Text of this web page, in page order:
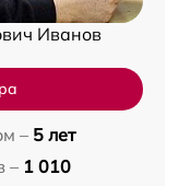
Иванов
– 5 лет
– 1 010